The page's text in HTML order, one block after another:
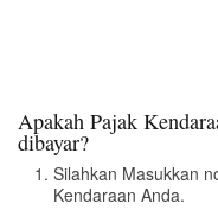
Apakah Pajak
dibayar?
Silahkan Masukkan
Kendaraan Anda.